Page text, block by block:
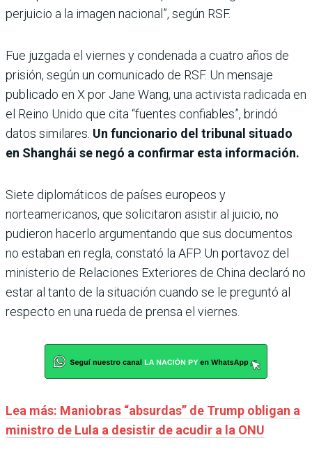
perjuicio a la imagen nacional”, según RSF.
Fue juzgada el viernes y condenada a cuatro años de
prisión, según un comunicado de RSF. Un mensaje
publicado en X por Jane Wang, una activista radicada en
el Reino Unido que cita “fuentes confiables”, brindó
datos similares. Un funcionario del tribunal situado
en Shanghái se negó a confirmar esta información.
Siete diplomáticos de países europeos y
norteamericanos, que solicitaron asistir al juicio, no
pudieron hacerlo argumentando que sus documentos
no estaban en regla, constató la AFP. Un portavoz del
ministerio de Relaciones Exteriores de China declaró no
estar al tanto de la situación cuando se le preguntó al
respecto en una rueda de prensa el viernes.
Lea más: Maniobras “absurdas” de Trump obligan a
ministro de Lula a desistir de acudir a la ONU